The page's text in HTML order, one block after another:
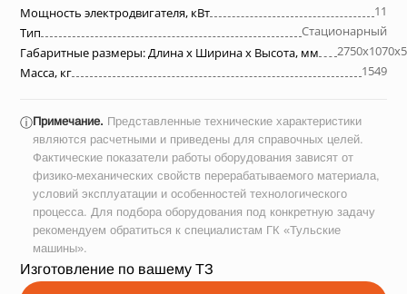
Мощность электродвигателя, кВт
11
Тип
Стационарный
Габаритные размеры: Длина х Ширина х Высота, мм
Масса, кг
1549
ⓘПримечание. Представленные технические характеристики
являются расчетными и приведены для справочных целей.
Фактические показатели работы оборудования зависят от
физико-механических свойств перерабатываемого материала,
условий эксплуатации и особенностей технологического
процесса. Для подбора оборудования под конкретную задачу
рекомендуем обратиться к специалистам ГК «Тульские
машины».
Изготовление по вашему ТЗ